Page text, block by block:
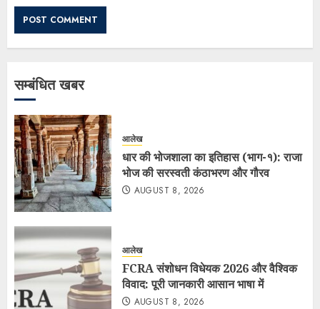
सम्बंधित खबर
आलेख
धार की भोजशाला का इतिहास (भाग-१): राजा
भोज की सरस्वती कंठाभरण और गौरव
AUGUST 8, 2026
आलेख
FCRA संशोधन विधेयक 2026 और वैश्विक
विवाद: पूरी जानकारी आसान भाषा में
AUGUST 8, 2026